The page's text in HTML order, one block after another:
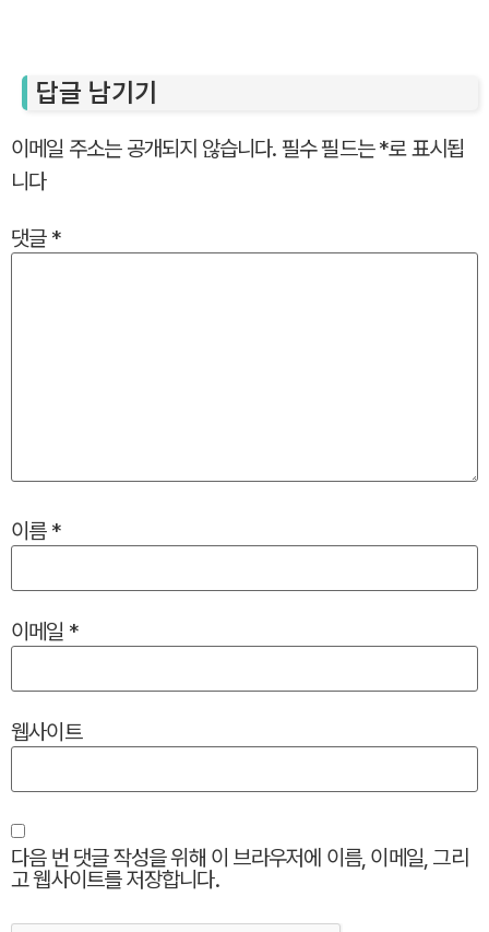
답글 남기기
이메일 주소는 공개되지 않습니다. 필수 필드는*로 표시됩
니다
댓글 *
이름 *
이메일 *
웹사이트
다음 번 댓글 작성을 위해 이 브라우저에 이름, 이메일, 그리
고 웹사이트를 저장합니다.